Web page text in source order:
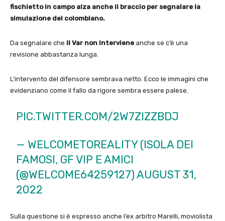
fischietto in campo alza anche il braccio per segnalare la
simulazione del colombiano.
Da segnalare che il Var non interviene anche se c’è una
revisione abbastanza lunga.
L’intervento del difensore sembrava netto. Ecco le immagini che
evidenziano come il fallo da rigore sembra essere palese.
PIC.TWITTER.COM/2W7ZIZZBDJ
— WELCOMETOREALITY (ISOLA DEI
FAMOSI, GF VIP E AMICI
(@WELCOME64259127)AUGUST 31,
2022
Sulla questione si è espresso anche l’ex arbitro Marelli, moviolista